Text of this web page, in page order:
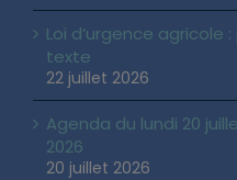
Loi d’urgence agricole
texte
22 juillet 2026
Agenda du lundi 20
2026
20 juillet 2026